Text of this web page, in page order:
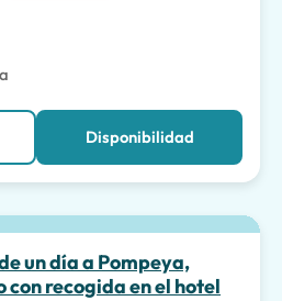
Disponibilidad
un día a Pompeya,
con recogida en el hotel